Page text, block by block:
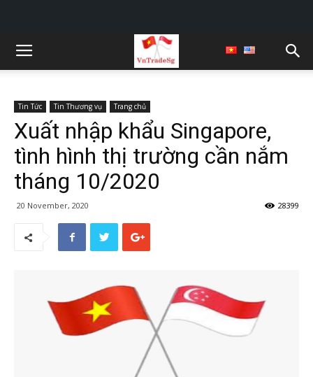
Tin Tức Tin Thương vụ Trang chủ
Xuất nhập khẩu Singapore,
tình hình thị trường cần nắm
tháng 10/2020
20 November, 2020 28399